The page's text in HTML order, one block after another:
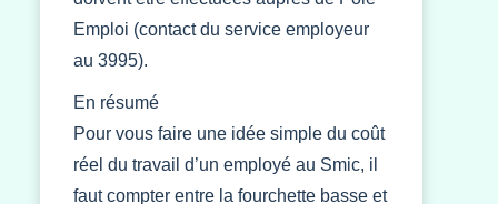
Emploi (contact du service employeur
au 3995).
En résumé
Pour vous faire une idée simple du coût
réel du travail d’un employé au Smic, il
faut compter entre la fourchette basse et